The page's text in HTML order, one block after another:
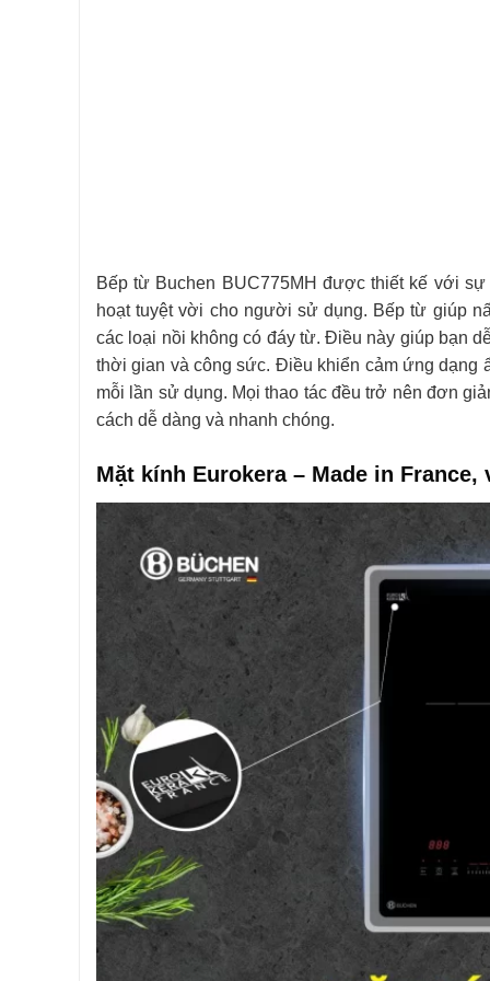
Một trong những điểm nổi bật khiến Bếp Điện Từ
xuất tại Pháp, được biết đến với độ bền và khả
cao, dễ dàng lau chùi và duy trì vẻ đẹp bền lâu.
tầm giá trị thẩm mỹ cho không gian bếp mà còn
rằng bếp luôn giữ được vẻ mới mẻ dù sử dụng lâu